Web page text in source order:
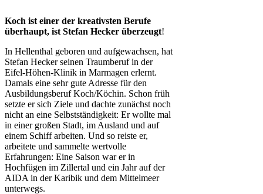
Koch ist einer der kreativsten Berufe
überhaupt, ist Stefan Hecker überzeugt!
In Hellenthal geboren und aufgewachsen, hat
Stefan Hecker seinen Traumberuf in der
Eifel-Höhen-Klinik in Marmagen erlernt.
Damals eine sehr gute Adresse für den
Ausbildungsberuf Koch/Köchin. Schon früh
setzte er sich Ziele und dachte zunächst noch
nicht an eine Selbstständigkeit: Er wollte mal
in einer großen Stadt, im Ausland und auf
einem Schiff arbeiten. Und so reiste er,
arbeitete und sammelte wertvolle
Erfahrungen: Eine Saison war er in
Hochfügen im Zillertal und ein Jahr auf der
AIDA in der Karibik und dem Mittelmeer
unterwegs.